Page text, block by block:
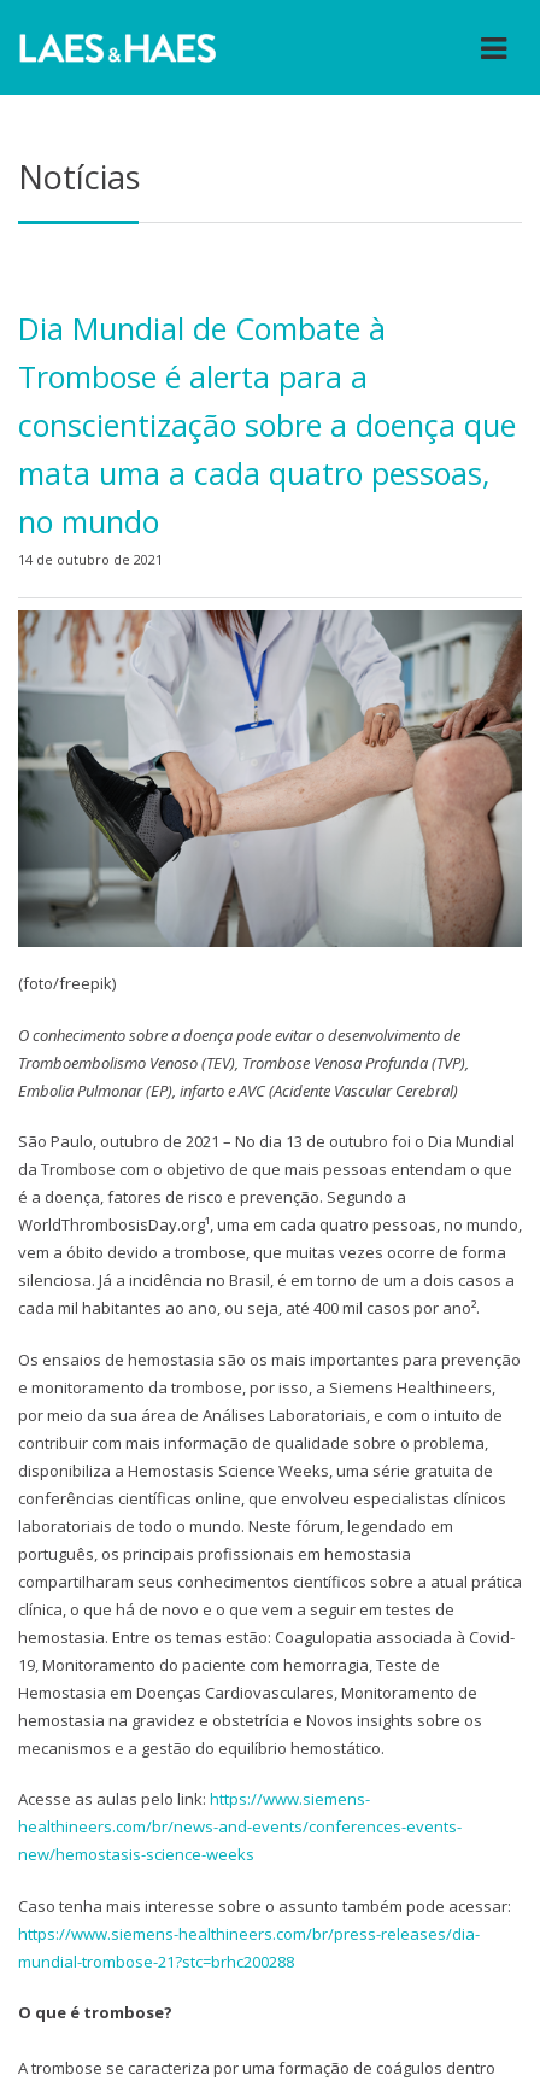
Notícias
Dia Mundial de Combate à
Trombose é alerta para a
conscientização sobre a doença que
mata uma a cada quatro pessoas,
no mundo
14 de outubro de 2021
(foto/freepik)
O conhecimento sobre a doença pode evitar o desenvolvimento de
Tromboembolismo Venoso (TEV), Trombose Venosa Profunda (TVP),
Embolia Pulmonar (EP), infarto e AVC (Acidente Vascular Cerebral)
São Paulo, outubro de 2021 – No dia 13 de outubro foi o Dia Mundial
da Trombose com o objetivo de que mais pessoas entendam o que
é a doença, fatores de risco e prevenção. Segundo a
WorldThrombosisDay.org¹, uma em cada quatro pessoas, no mundo,
vem a óbito devido a trombose, que muitas vezes ocorre de forma
silenciosa. Já a incidência no Brasil, é em torno de um a dois casos a
cada mil habitantes ao ano, ou seja, até 400 mil casos por ano².
Os ensaios de hemostasia são os mais importantes para prevenção
e monitoramento da trombose, por isso, a Siemens Healthineers,
por meio da sua área de Análises Laboratoriais, e com o intuito de
contribuir com mais informação de qualidade sobre o problema,
disponibiliza a Hemostasis Science Weeks, uma série gratuita de
conferências científicas online, que envolveu especialistas clínicos
laboratoriais de todo o mundo. Neste fórum, legendado em
português, os principais profissionais em hemostasia
compartilharam seus conhecimentos científicos sobre a atual prática
clínica, o que há de novo e o que vem a seguir em testes de
hemostasia. Entre os temas estão: Coagulopatia associada à Covid-
19, Monitoramento do paciente com hemorragia, Teste de
Hemostasia em Doenças Cardiovasculares, Monitoramento de
hemostasia na gravidez e obstetrícia e Novos insights sobre os
mecanismos e a gestão do equilíbrio hemostático.
Acesse as aulas pelo link: https://www.siemens-
healthineers.com/br/news-and-events/conferences-events-
new/hemostasis-science-weeks
Caso tenha mais interesse sobre o assunto também pode acessar:
https://www.siemens-healthineers.com/br/press-releases/dia-
mundial-trombose-21?stc=brhc200288
O que é trombose?
A trombose se caracteriza por uma formação de coágulos dentro